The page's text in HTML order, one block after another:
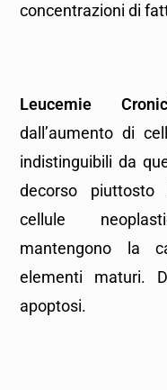
concentrazioni di
Leucemie
dall’aumento di
indistinguibili da
decorso
cellule
mantengono la
elementi maturi.
apoptosi.